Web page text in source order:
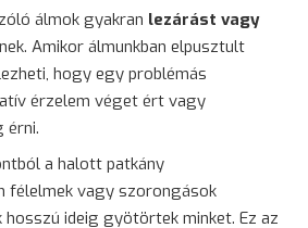
álmok gyakran lezárást vagy
Amikor álmunkban elpusztult
hogy egy problémás
érzelem véget ért vagy
érni.
a halott patkány
félelmek vagy szorongások
hosszú ideig gyötörtek minket. Ez az